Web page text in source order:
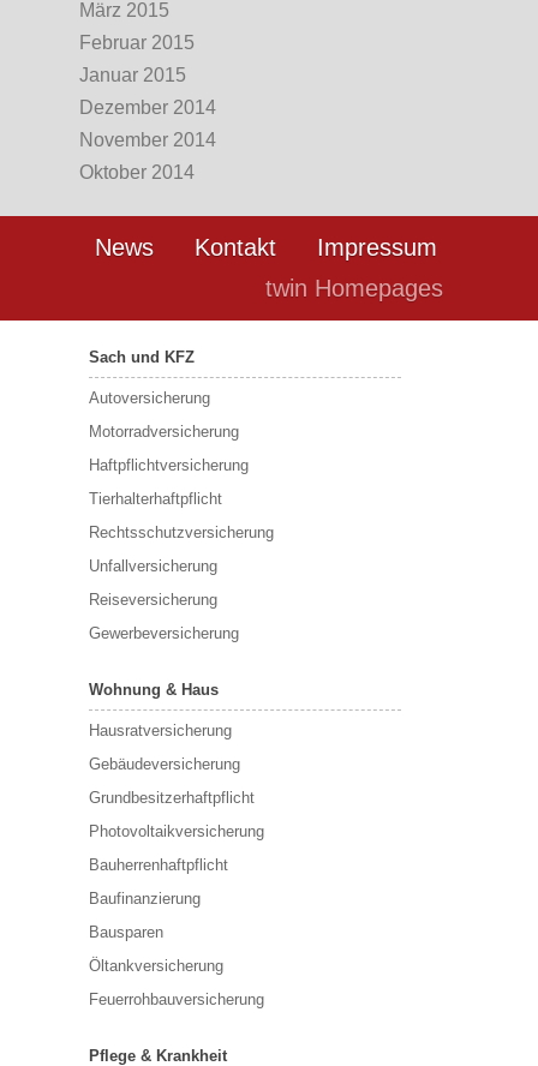
März 2015
Februar 2015
Januar 2015
Dezember 2014
November 2014
Oktober 2014
News Kontakt
Impressum
twin Homepages
Sach und KFZ
Autoversicherung
Motorradversicherung
Haftpflichtversicherung
Tierhalterhaftpflicht
Rechtsschutzversicherung
Unfallversicherung
Reiseversicherung
Gewerbeversicherung
Wohnung & Haus
Hausratversicherung
Gebäudeversicherung
Grundbesitzerhaftpflicht
Photovoltaikversicherung
Bauherrenhaftpflicht
Baufinanzierung
Bausparen
Öltankversicherung
Feuerrohbauversicherung
Pflege & Krankheit